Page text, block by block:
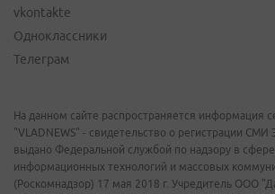
vkontakte
Одноклассники
Телеграм
На данном сайте распространяется информация
"VLADNEWS" - свидетельство о регистрации
выдано Федеральной службой по надзору в сфере
информационных технологий и массовых
(Роскомнадзор) 17 мая 2018 г. Учредитель ООО